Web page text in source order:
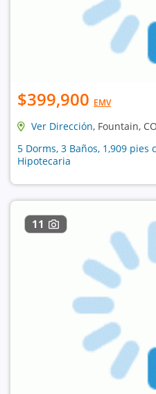
$399,900 EMV
Ver Dirección, Fountain,
5 Dorms, 3 Baños, 1,909 pies
Hipotecaria
11